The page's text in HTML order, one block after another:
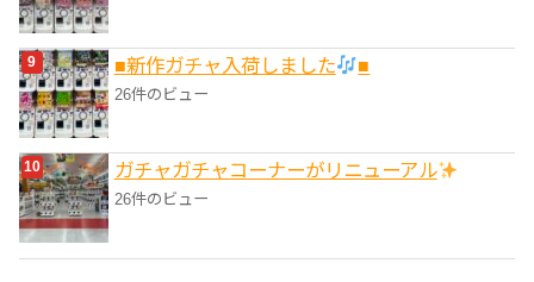
■新作ガチャ入荷しました ■
26件のビュー
ガチャガチャコーナーがリニューアル
26件のビュー